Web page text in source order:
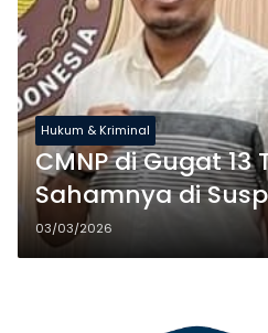
Hukum & Kriminal
CMNP di Gugat 13
Sahamnya di
03/03/2026